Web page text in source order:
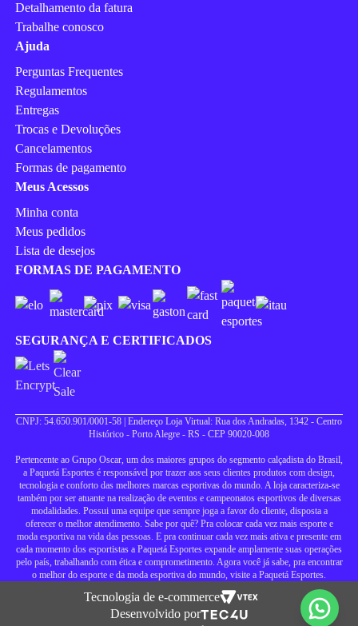
Detalhamento da fatura
Trabalhe conosco
Ajuda
Perguntas Frequentes
Regulamentos
Entregas
Trocas e Devoluções
Cancelamentos
Formas de pagamento
Meus Acessos
Minha conta
Meus pedidos
Lista de desejos
FORMAS DE PAGAMENTO
SEGURANÇA E CERTIFICADOS
CNPJ: 54.650.901/0001-58 | Endereço Loja Virtual: Rua dos Andradas, 1342 - Centro
Histórico - Porto Alegre - RS - CEP 90020-008
Pertencente ao Grupo Oscar, um dos maiores grupos do segmento calçadista do Brasil,
a Paquetá Esportes é responsável por trazer aos seus clientes produtos com design,
tecnologia e conforto das melhores marcas esportivas do mundo. A loja caracteriza-se
também por ser atuante na realização de eventos e campeonatos esportivos de diversas
modalidades. Possui uma equipe que sempre joga a favor do cliente, disposta a
oferecer o melhor atendimento. Sabe por quê? Pra colocar cada vez mais esporte e
moda esportiva na vida das pessoas. E pra continuar cada vez mais ativa e presente em
cada momento dos esportistas a Paquetá Esportes expande amplamente suas operações
pelo país, trabalhando com ética e comprometimento. Agora você já sabe, pra encontrar
o melhor do esporte e da moda esportiva do mundo, visite a Paquetá Esportes.
Tecnologia de e-commerce
Desenvolvido por